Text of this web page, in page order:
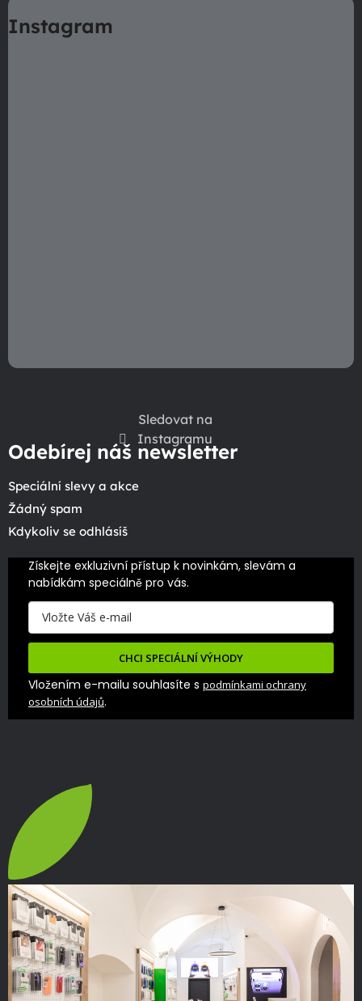
pInstagram
Sledovat na
Instagramu
Odebírej náš newsletter
Speciální slevy a akce
Žádný spam
Kdykoliv se odhlásíš
Získejte exkluzivní přístup k novinkám, slevám a
nabídkám speciálně pro vás.
CHCI SPECIÁLNÍ VÝHODY
Vložením e-mailu souhlasíte s podmínkami ochrany
osobních údajů.